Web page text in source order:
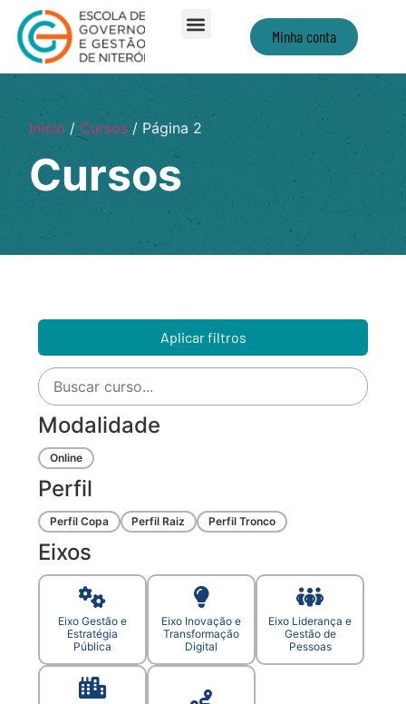
Minha conta
Início/Cursos/ Página 2
Cursos
Aplicar filtros
Modalidade
Online
Perfil
Perfil Copa Perfil Raiz Perfil Tronco
Eixos
Eixo Gestão e
Estratégia
Pública
Eixo Inovação e
Transformação
Digital
Eixo Liderança e
Gestão de
Pessoas